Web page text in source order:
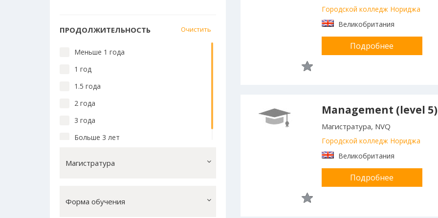
ПРОДОЛЖИТЕЛЬНОСТЬ Очистить
Меньше 1 года
1 год
1.5 года
2 года
3 года
Больше 3 лет
Магистратура
Форма обучения
Городской колледж Нориджа
Великобритания
Подробнее
Management (level 5)
Магистратура, NVQ
Городской колледж Нориджа
Великобритания
Подробнее